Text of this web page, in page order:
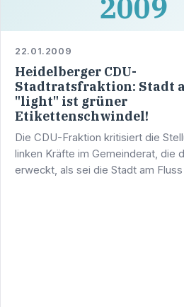
2009
22.01.2009
Heidelberger CDU-
Stadtratsfraktion: Stadt
"light" ist grüner
Etikettenschwindel!
Die CDU-Fraktion kritisiert die
linken Kräfte im Gemeinderat, die
erweckt, als sei die Stadt am